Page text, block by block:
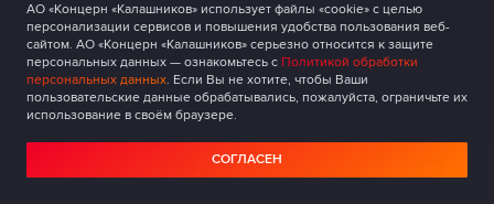
АО «Концерн «Калашников» использует файлы «cookie» с целью
персонализации сервисов и повышения удобства пользования веб-
сайтом. АО «Концерн «Калашников» серьезно относится к защите
персональных данных — ознакомьтесь с Политикой обработки
персональных данных. Если Вы не хотите, чтобы Ваши
пользовательские данные обрабатывались, пожалуйста, ограничьте их
использование в своём браузере.
СОГЛАСЕН